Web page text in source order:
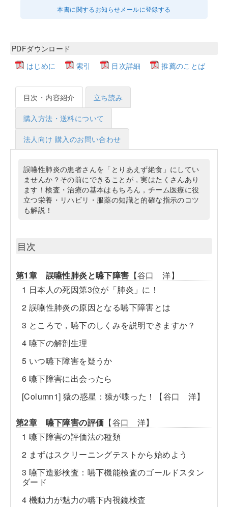
本書に関するお知らせメールに登録する
PDFダウンロード
はじめに
索引 目次詳細 推薦のことば
目次・内容紹介 立ち読み
購入方法・送料について
法人向け 購入のお問い合わせ
誤嚥性肺炎の患者さんを「とりあえず絶食」にしてい
ませんか？その前にできることが，実はたくさんあり
ます！検査・治療の基本はもちろん，チーム医療に役
立つ栄養・リハビリ・服薬の知識と的確な指示のコツ
も解説！
目次
第1章 誤嚥性肺炎と嚥下障害 【谷口 洋】
1 日本人の死因第3位が「肺炎」に！
2 誤嚥性肺炎の原因となる嚥下障害とは
3 ところで，嚥下のしくみを説明できますか？
4 嚥下の解剖生理
5 いつ嚥下障害を疑うか
6 嚥下障害に出会ったら
[Column1] 猿の惑星：猿が喋った！【谷口 洋】
第2章 嚥下障害の評価 【谷口 洋】
1 嚥下障害の評価法の種類
2 まずはスクリーニングテストから始めよう
3 嚥下造影検査：嚥下機能検査のゴールドスタン
ダード
4 機動力が魅力の嚥下内視鏡検査